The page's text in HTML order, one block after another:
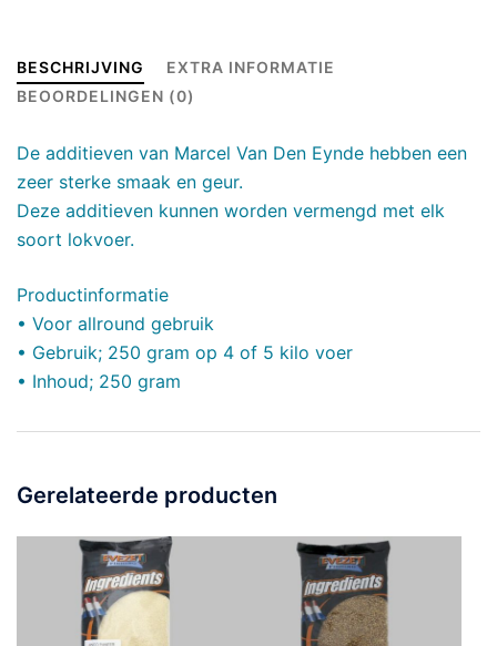
BESCHRIJVING
EXTRA INFORMATIE
BEOORDELINGEN (0)
De additieven van Marcel Van Den Eynde hebben een
zeer sterke smaak en geur.
Deze additieven kunnen worden vermengd met elk
soort lokvoer.
Productinformatie
• Voor allround gebruik
• Gebruik; 250 gram op 4 of 5 kilo voer
• Inhoud; 250 gram
Gerelateerde producten